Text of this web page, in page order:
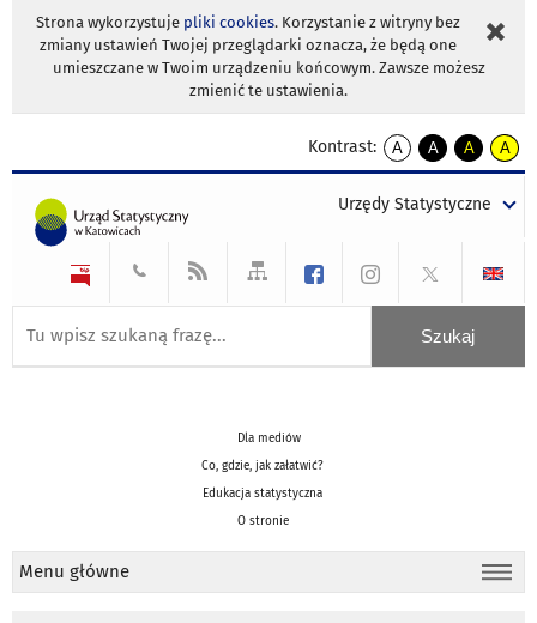
Strona wykorzystuje pliki cookies. Korzystanie z witryny bez
zmiany ustawień Twojej przeglądarki oznacza, że będą one
umieszczane w Twoim urządzeniu końcowym. Zawsze możesz
zmienić te ustawienia.
Kontrast:
A
kontrast
A
kontrast
tekst
czarnym
A
kontrast
tekst
czarnym
A
tekst
żółtym
Urzędy Statystyczne
Dla mediów
Co, gdzie, jak załatwić?
Edukacja statystyczna
O stronie
Menu główne